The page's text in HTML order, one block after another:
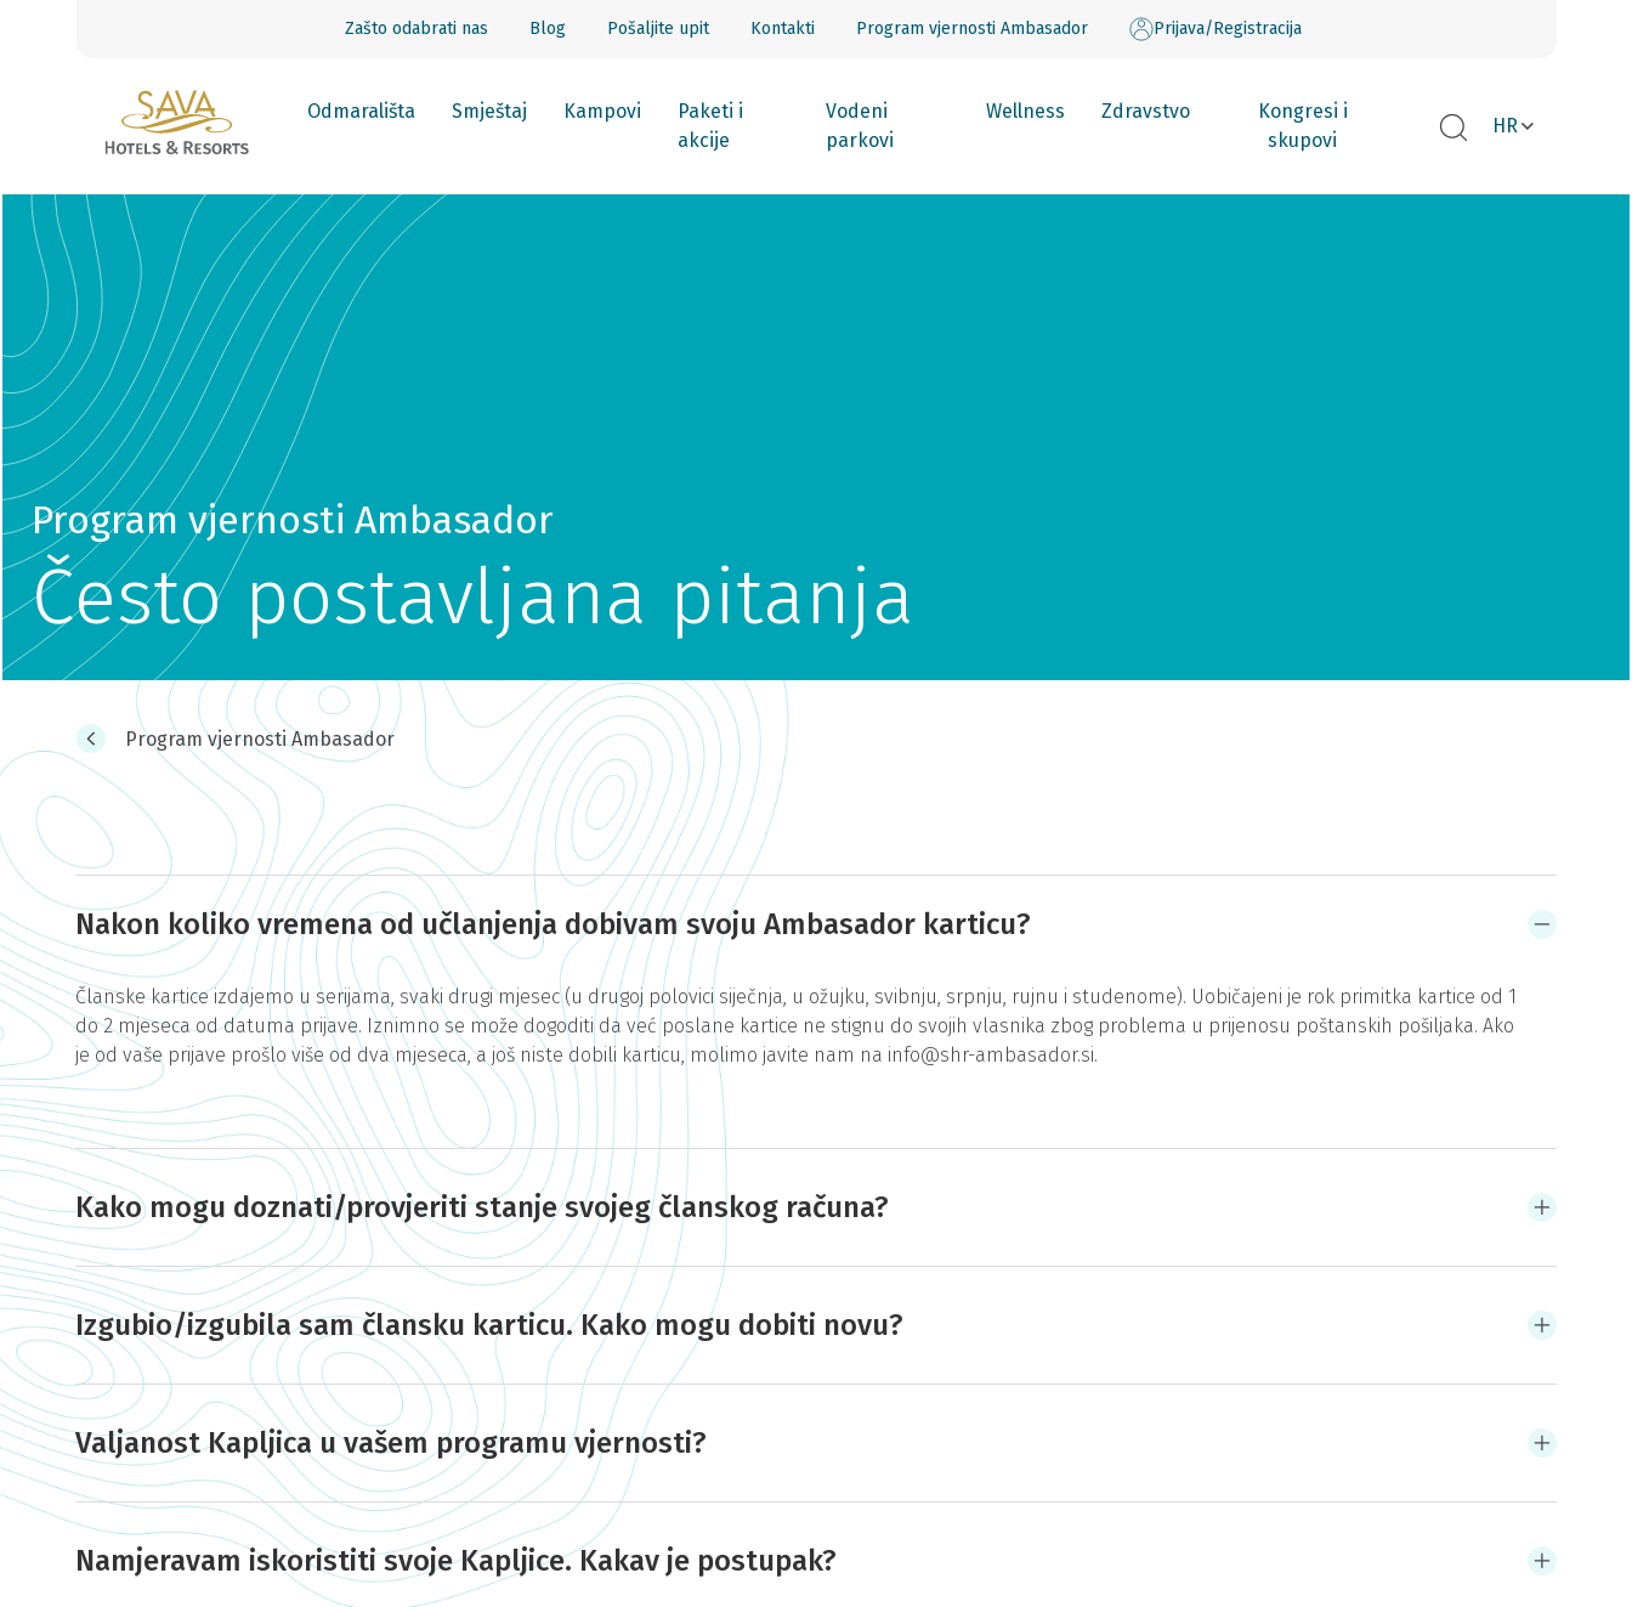
Zašto odabrati nas Blog Pošaljite upit Kontakti Program vjernosti Ambasador Prijava/Registracija
Odmarališta Smještaj Kampovi
Paketi i
akcije
Vodeni
parkovi
Wellness Zdravstvo
Kongresi i
skupovi
HR
Program vjernosti Ambasador
Često postavljana pitanja
Program vjernosti Ambasador
Nakon koliko vremena od učlanjenja dobivam svoju Ambasador karticu?
Članske kartice izdajemo u serijama, svaki drugi mjesec (u drugoj polovici siječnja, u ožujku, svibnju, srpnju, rujnu i studenome). Uobičajeni je rok primitka kartice od 1
do 2 mjeseca od datuma prijave. Iznimno se može dogoditi da već poslane kartice ne stignu do svojih vlasnika zbog problema u prijenosu poštanskih pošiljaka. Ako
je od vaše prijave prošlo više od dva mjeseca, a još niste dobili karticu, molimo javite nam na info@shr-ambasador.si.
Kako mogu doznati/provjeriti stanje svojeg članskog računa?
Izgubio/izgubila sam člansku karticu. Kako mogu dobiti novu?
Valjanost Kapljica u vašem programu vjernosti?
Namjeravam iskoristiti svoje Kapljice. Kakav je postupak?